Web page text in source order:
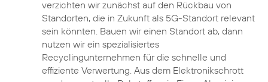
verzichten wir zunächst auf den Rückbau von
Standorten, die in Zukunft als 5G-Standort relevant
sein könnten. Bauen wir einen Standort ab, dann
nutzen wir ein spezialisiertes
Recyclingunternehmen für die schnelle und
effiziente Verwertung. Aus dem Elektronikschrott